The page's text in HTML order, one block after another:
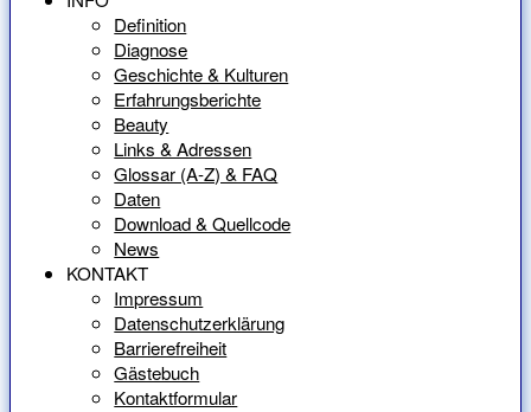
Definition
Diagnose
Geschichte & Kulturen
Erfahrungsberichte
Beauty
Links & Adressen
Glossar (A-Z) & FAQ
Daten
Download & Quellcode
News
KONTAKT
Impressum
Datenschutzerklärung
Barrierefreiheit
Gästebuch
Kontaktformular